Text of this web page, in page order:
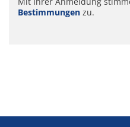
Bestimmungen zu.